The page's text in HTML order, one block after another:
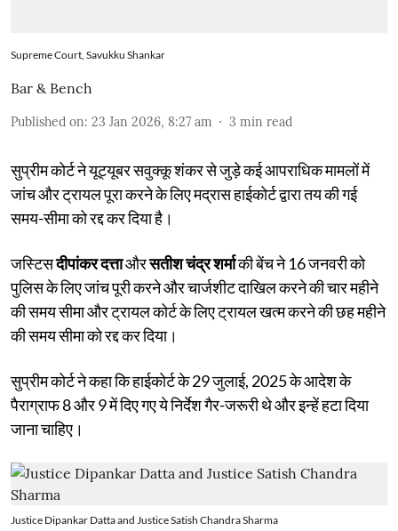
Supreme Court, Savukku Shankar
Bar & Bench
Published on: 23 Jan 2026, 8:27 am 3 min read
सुप्रीम कोर्ट ने यूट्यूबर सवुक्कू शंकर से जुड़े कई आपराधिक मामलों में
जांच और ट्रायल पूरा करने के लिए मद्रास हाईकोर्ट द्वारा तय की गई
समय-सीमा को रद्द कर दिया है।
जस्टिसदीपांकर दत्ताऔरसतीश चंद्र शर्माकी बेंच ने 16 जनवरी को
पुलिस के लिए जांच पूरी करने और चार्जशीट दाखिल करने की चार महीने
की समय सीमा और ट्रायल कोर्ट के लिए ट्रायल खत्म करने की छह महीने
की समय सीमा को रद्द कर दिया।
सुप्रीम कोर्ट ने कहा कि हाईकोर्ट के 29 जुलाई, 2025 के आदेश के
पैराग्राफ 8 और 9 में दिए गए ये निर्देश गैर-जरूरी थे और इन्हें हटा दिया
जाना चाहिए।
Justice Dipankar Datta and Justice Satish Chandra Sharma